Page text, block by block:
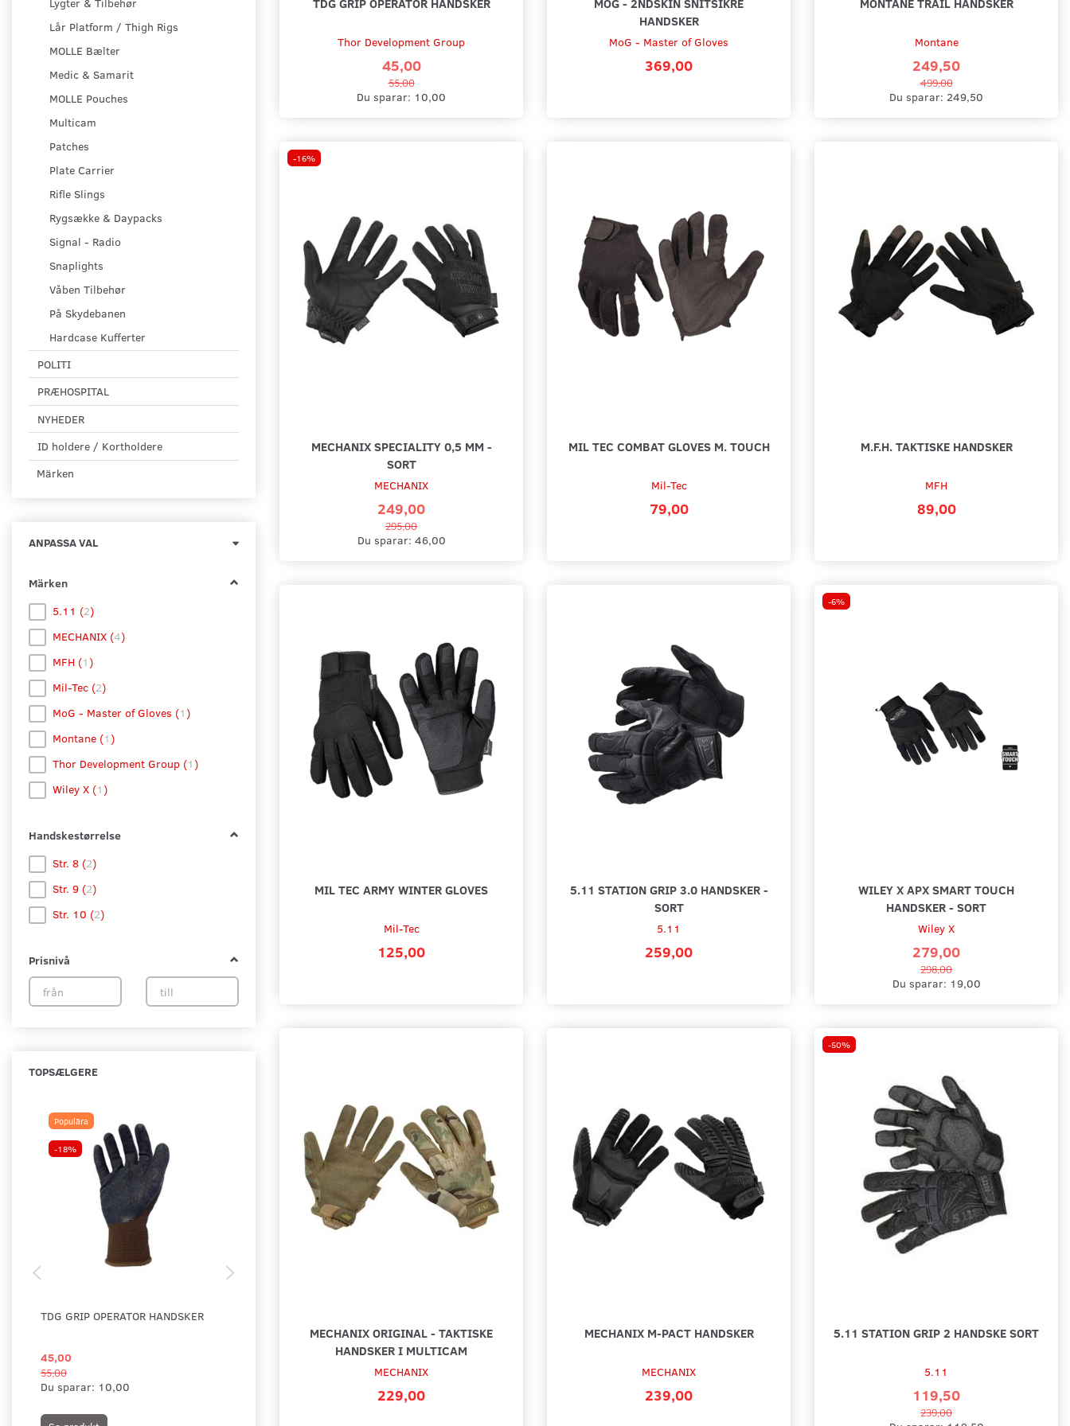
Lår Platform / Thigh Rigs
MOLLE Bælter
Medic & Samarit
MOLLE Pouches
Multicam
Patches
Plate Carrier
Rifle Slings
Rygsække & Daypacks
Signal - Radio
Snaplights
Våben Tilbehør
På Skydebanen
Hardcase Kufferter
POLITI
PRÆHOSPITAL
NYHEDER
ID holdere / Kortholdere
Märken
ANPASSA VAL
Märken
5.11 (2)
MECHANIX (4)
MFH (1)
Mil-Tec (2)
MoG - Master of Gloves (1)
Montane (1)
Thor Development Group (1)
Wiley X (1)
Handskestørrelse
Str. 8 (2)
Str. 9 (2)
Str. 10 (2)
Prisnivå
TOPSÆLGERE
Populära
-18%
TDG GRIP OPERATOR HANDSKER
45,00
55,00
Du sparar: 10,00
-50%
249,50
-16%
SORT
295,00
Thor Development Group
45,00
55,00
Du sparar: 10,00
HANDSKER
MoG - Master of Gloves
369,00
Montane
249,50
499,00
Du sparar: 249,50
-16%
MECHANIX SPECIALITY 0,5 MM -
SORT
MECHANIX
249,00
295,00
Du sparar: 46,00
MIL TEC COMBAT GLOVES M. TOUCH
Mil-Tec
79,00
M.F.H. TAKTISKE HANDSKER
MFH
89,00
MIL TEC ARMY WINTER GLOVES
Mil-Tec
125,00
5.11 STATION GRIP 3.0 HANDSKER -
SORT
5.11
259,00
-6%
WILEY X APX SMART TOUCH
HANDSKER - SORT
Wiley X
279,00
298,00
Du sparar: 19,00
MECHANIX ORIGINAL - TAKTISKE
HANDSKER I MULTICAM
MECHANIX
229,00
MECHANIX M-PACT HANDSKER
MECHANIX
239,00
-50%
5.11 STATION GRIP 2 HANDSKE SORT
5.11
119,50
239,00